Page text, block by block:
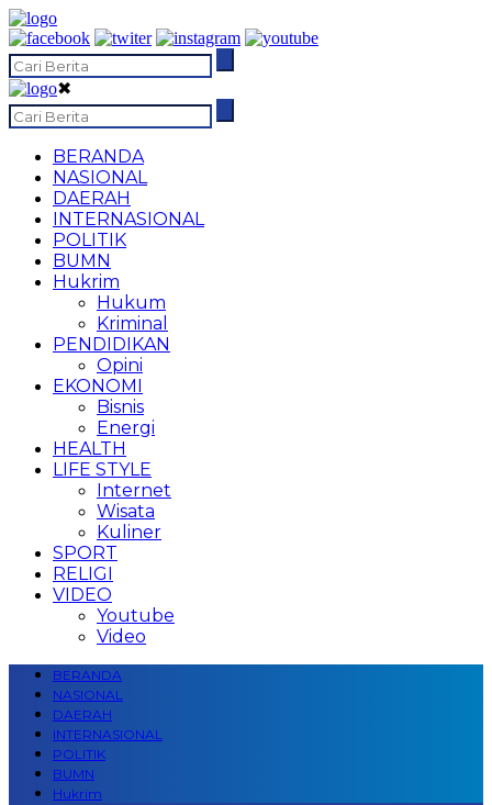
✖
BERANDA
NASIONAL
DAERAH
INTERNASIONAL
POLITIK
BUMN
Hukrim
Hukum
Kriminal
PENDIDIKAN
Opini
EKONOMI
Bisnis
Energi
HEALTH
LIFE STYLE
Internet
Wisata
Kuliner
SPORT
RELIGI
VIDEO
Youtube
Video
BERANDA
NASIONAL
DAERAH
INTERNASIONAL
POLITIK
BUMN
Hukrim